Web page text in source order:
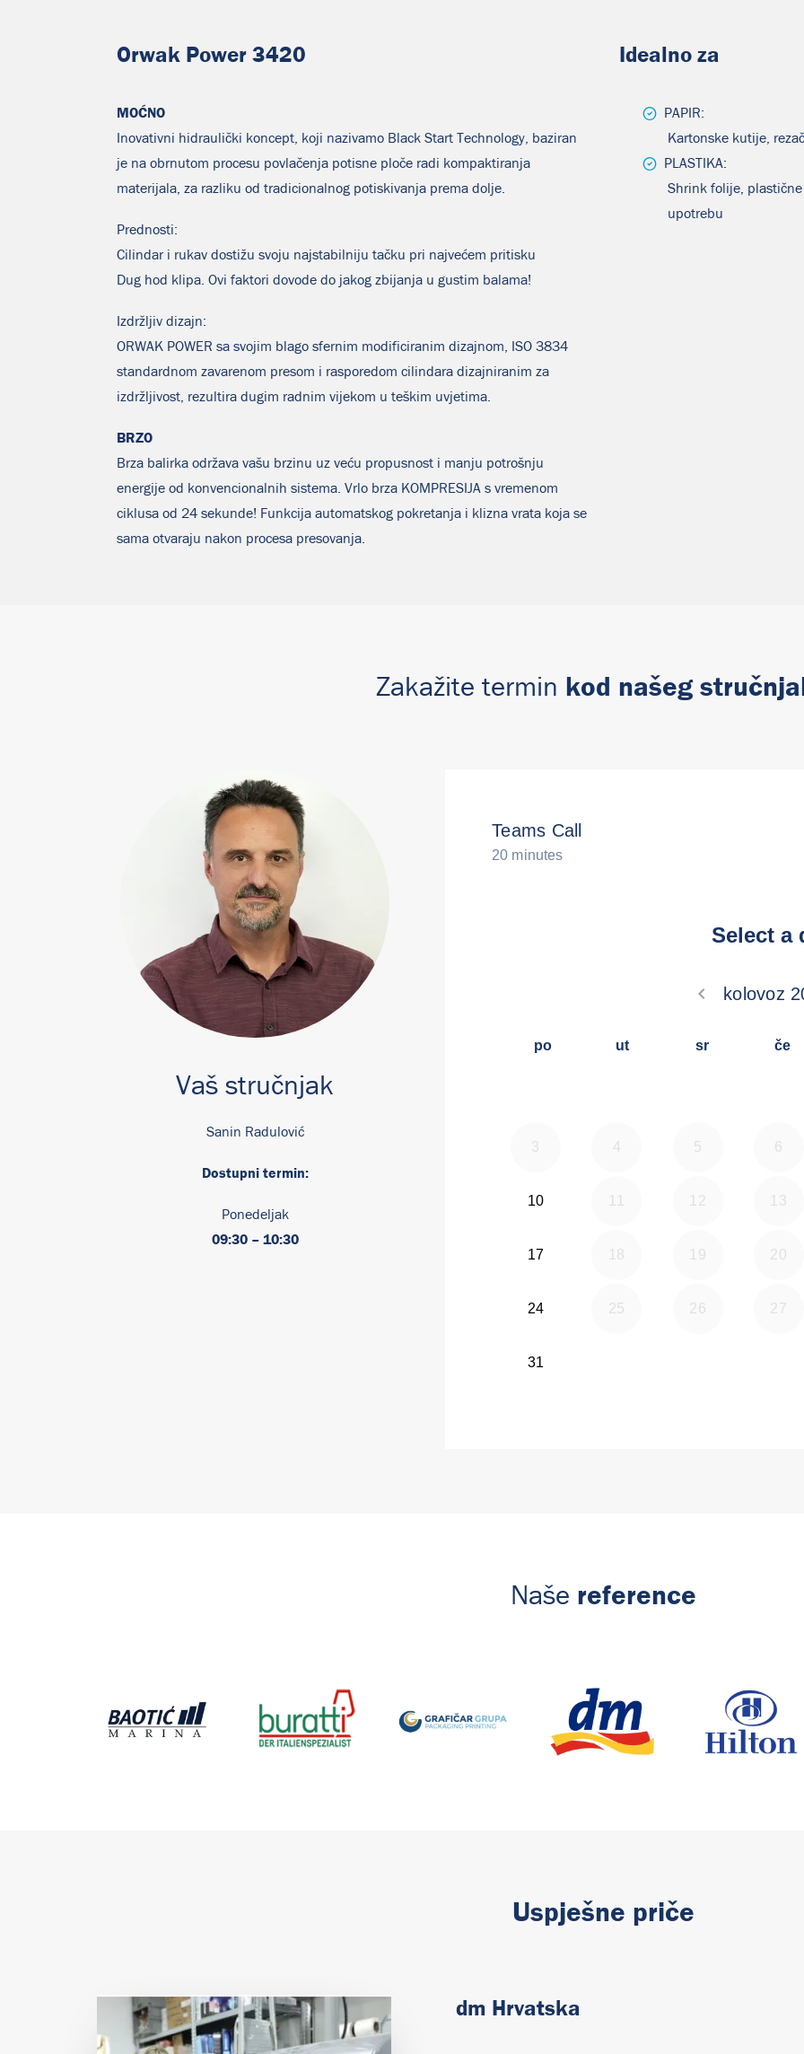
Orwak Power 3420
MOĆNO
Inovativni hidraulički koncept, koji nazivamo Black Start Technology, baziran
je na obrnutom procesu povlačenja potisne ploče radi kompaktiranja
materijala, za razliku od tradicionalnog potiskivanja prema dolje.
Prednosti:
Cilindar i rukav dostižu svoju najstabilniju tačku pri najvećem pritisku
Dug hod klipa. Ovi faktori dovode do jakog zbijanja u gustim balama!
Izdržljiv dizajn:
ORWAK POWER sa svojim blago sfernim modificiranim dizajnom, ISO 3834
standardnom zavarenom presom i rasporedom cilindara dizajniranim za
izdržljivost, rezultira dugim radnim vijekom u teškim uvjetima.
BRZO
Brza balirka održava vašu brzinu uz veću propusnost i manju potrošnju
energije od konvencionalnih sistema. Vrlo brza KOMPRESIJA s vremenom
ciklusa od 24 sekunde! Funkcija automatskog pokretanja i klizna vrata koja se
sama otvaraju nakon procesa presovanja.
Idealno za
PAPIR:
Kartonske kutije,
PLASTIKA:
Shrink folije, plastične
upotrebu
Zakažite termin kod našeg
Vaš stručnjak
Sanin Radulović
Dostupni termin:
Ponedeljak
09:30 – 10:30
Naše reference
Uspješne priče
dm Hrvatska